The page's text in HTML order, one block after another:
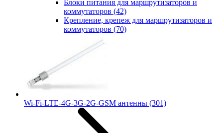
Блоки питания для маршрутизаторов и
коммутаторов (42)
Крепление, крепеж для маршрутизаторов и
коммутаторов (70)
Wi-Fi-LTE-4G-3G-2G-GSM антенны (301)